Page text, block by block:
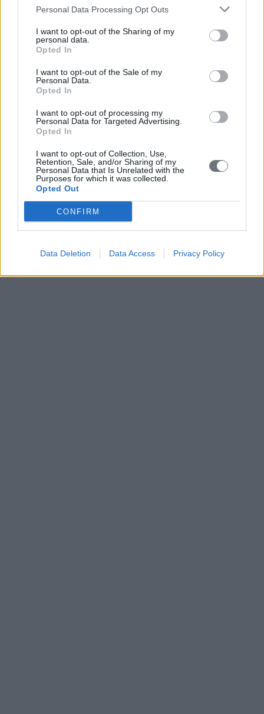
Personal Data Processing Opt Outs
I want to opt-out of the Sharing of my
personal data.
Opted In
I want to opt-out of the Sale of my
Personal Data.
Opted In
I want to opt-out of processing my
Personal Data for Targeted Advertising.
Opted In
I want to opt-out of Collection, Use,
Retention, Sale, and/or Sharing of my
Personal Data that Is Unrelated with the
Purposes for which it was collected.
Opted Out
CONFIRM
Data Deletion Data Access Privacy Policy